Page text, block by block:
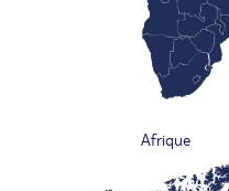
Afrique